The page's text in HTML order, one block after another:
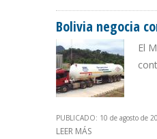
Bolivia negocia
El
PUBLICADO: 10 de agosto de
LEER MÁS